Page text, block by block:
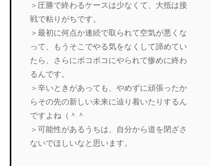
＞圧勝で終わるケースは少なくて、大抵は接
戦で粘りがちです。
＞最初に何点か連続で取られて空気が悪くな
って、もうそこでやる気をなくして諦めてい
たら、さらにボコボコにやられて惨めに終わ
るんです。
＞辛いときがあっても、やめずに頑張ったか
らその先の新しい未来に辿り着いたりするん
ですよね（＾＾
＞可能性があるうちは、自分から道を閉ざさ
ないでほしいなと思います。